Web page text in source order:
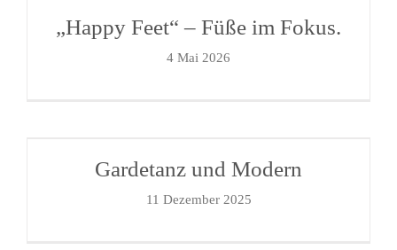
„Happy Feet“ – Füße im Fokus.
4 Mai 2026
Gardetanz und Modern
11 Dezember 2025